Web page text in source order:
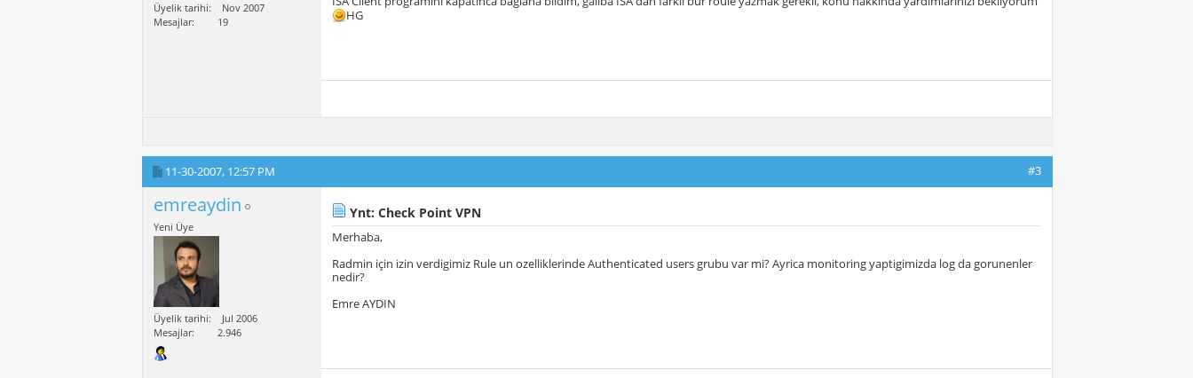
Üyelik tarihi
Nov 2007
Mesajlar
19
HG
11-30-2007, 12:57 PM #3
emreaydin
Yeni Üye
Üyelik tarihi
Jul 2006
Mesajlar
2.946
Ynt: Check Point VPN
Merhaba,
Radmin için izin verdigimiz Rule un ozelliklerinde Authenticated users grubu var mi? Ayrica monitoring yaptigimizda log da gorunenler
nedir?
Emre AYDIN